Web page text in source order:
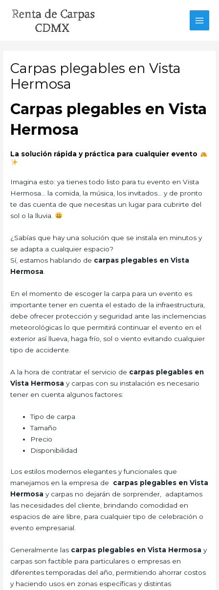
Carpas plegables en Vista
Hermosa
Carpas plegables en Vista
Hermosa
La solución rápida y práctica para cualquier evento
Imagina esto: ya tienes todo listo para tu evento en Vista
Hermosa… la comida, la música, los invitados… y de pronto
te das cuenta de que necesitas un lugar para cubrirte del
sol o la lluvia.
¿Sabías que hay una solución que se instala en minutos y
se adapta a cualquier espacio?
Sí, estamos hablando de carpas plegables en Vista
Hermosa
En el momento de escoger la carpa para un evento es
importante tener en cuenta el estado de la infraestructura,
debe ofrecer protección y seguridad ante las inclemencias
meteorológicas lo que permitirá continuar el evento en el
exterior así llueva, haga frío, sol o viento evitando cualquier
tipo de accidente.
A la hora de contratar el servicio de carpas plegables en
Vista Hermosa y carpas con su instalación es necesario
tener en cuenta algunos factores:
Tipo de carpa
Tamaño
Precio
Disponibilidad
Los estilos modernos elegantes y funcionales que
manejamos en la empresa de carpas plegables en Vista
Hermosay carpas no dejarán de sorprender, adaptamos
las necesidades del cliente, brindando comodidad en
espacios de aire libre, para cualquier tipo de celebración o
evento empresarial.
Generalmente las carpas plegables en Vista Hermosa y
carpas son factible para particulares o empresas en
diferentes temporadas del año, permitiendo ahorrar costos
y haciendo usos en zonas específicas y distintas